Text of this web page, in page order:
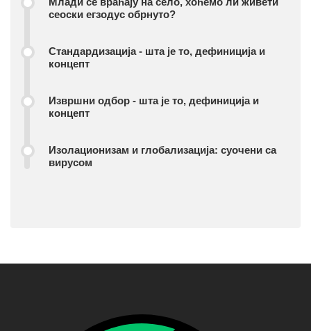
сеоски егзодус обрнуто?
Стандардизација - шта је то, дефиниција и
концепт
Извршни одбор - шта је то, дефиниција и
концепт
Изолационизам и глобализација: суочени са
вирусом